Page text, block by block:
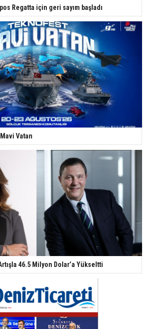
Regatta için geri sayım başladı
Mavi Vatan
46.5 Milyon Dolar’a Yükseltti